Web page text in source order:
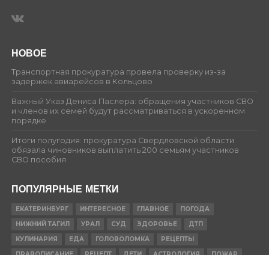
НОВОЕ
Транспортная прокуратура провела проверку из-за
задержек авиарейсов в Кольцово
Важный Указ Дениса Паслера: обращения участников СВО
и членов их семей будут рассматриваться в ускоренном
порядке
Итоги полугодия: прокуратура Свердловской области
обязала чиновников выплатить 200 семьям участников
СВО пособия
ПОПУЛЯРНЫЕ МЕТКИ
ЕКАТЕРИНБУРГ ИНТЕРЕСНОЕ ГЛАВНОЕ
ПОГОДА
НИЖНИЙ ТАГИЛ
УРАЛ СУД ЗДОРОВЬЕ
ДТП
КУЛИНАРИЯ
ЕДА ГОЛОВОЛОМКА
РЕЦЕПТЫ